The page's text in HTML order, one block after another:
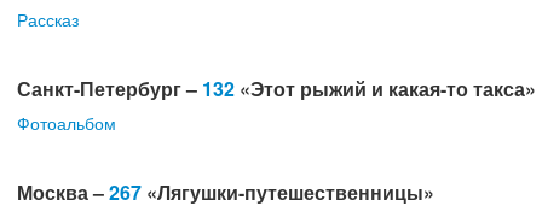
Рассказ
Санкт-Петербург – 132 «Этот рыжий и какая-то такса»
Фотоальбом
Москва –267 «Лягушки-путешественницы»